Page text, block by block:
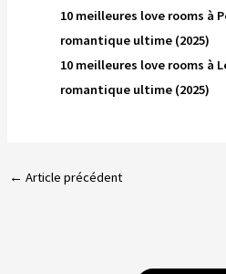
10 meilleures love rooms à
romantique ultime (2025)
10 meilleures love rooms à
romantique ultime (2025)
← Article précédent